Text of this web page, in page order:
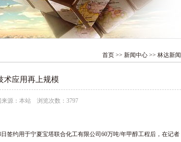
首页 >> 新闻中心 >> 林达新闻
术应用再上规模
源：本站 浏览次数：3797
签约用于宁夏宝塔联合化工有限公司60万吨/年甲醇工程后，在记者